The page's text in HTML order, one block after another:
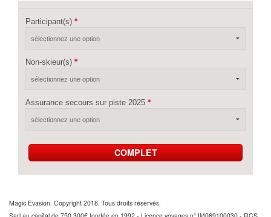
Participant(s)
Non-skieur(s)
Assurance secours sur piste 2025
COMPLET
Magic Evasion. Copyright 2018. Tous droits réservés.